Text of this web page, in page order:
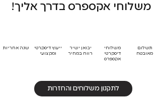
משלוחי אקספרס בדרך אליך!
תשלום
מאובטח
משלוחי
דיסקרטי
אקספרס
יבואן ישיר
רווח במחיר
ייעוץ דיסקרטי
ומקצועי
שנה אחריות
לתקנון משלוחים והחזרות